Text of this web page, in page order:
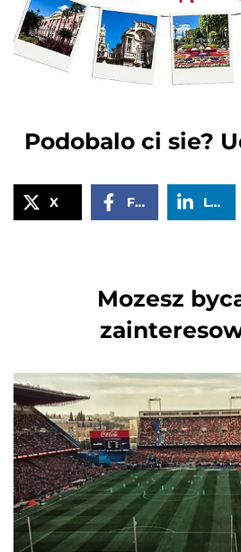
Podobalo ci sie?
X Facebook LinkedIn
Mozesz